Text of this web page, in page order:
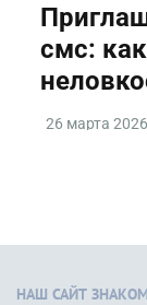
смс:
26 марта
НАШ САЙТ